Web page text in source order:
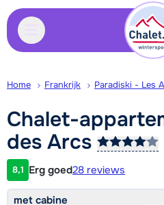
Home Frankrijk Paradiski - Les
Chalet-
des Arcs
Klantwaardering
8,1 Erg goed28 reviews
met cabine